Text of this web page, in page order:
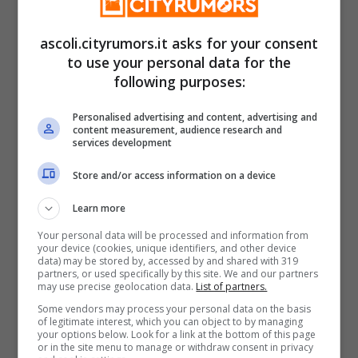
fare il fatidico “cambio di stagione” negli
armadi, via maglie, polo a manica corta e
giubbotti leggeri per lasciare spazio a
maglioni pesanti, giacconi e cappotti
decisamente più invernali.
Impianti da sci aperti nelle
Marche
La prima neve della stagione è arrivata
copiosa nella notte sull’Appennino
marchigiano, imbiancando le cime e
riportando atmosfera invernale nelle
ascoli.cityrumors.it asks for your consent
to use your personal data for the
following purposes:
Personalised advertising and content, advertising and
content measurement, audience research and
services development
Store and/or access information on a device
Learn more
Your personal data will be processed and information from
your device (cookies, unique identifiers, and other device
data) may be stored by, accessed by and shared with 319
partners, or used specifically by this site. We and our partners
may use precise geolocation data. List of partners.
Some vendors may process your personal data on the basis
of legitimate interest, which you can object to by managing
your options below. Look for a link at the bottom of this page
or in the site menu to manage or withdraw consent in privacy